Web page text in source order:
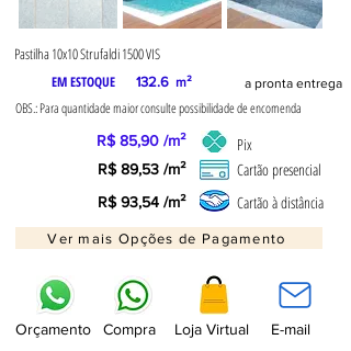
Pastilha 10x10 Strufaldi 1500 VIS
EM ESTOQUE 132.6 m² a pronta entrega
OBS.: Para quantidade maior consulte possibilidade de encomenda
R$ 85,90 /m²
R$ 89,53 /m²
Pix
Cartão presencial
R$ 93,54 /m² Cartão à distância
Ver mais Opções de Pagamento
Orçamento Compra Loja Virtual E-mail